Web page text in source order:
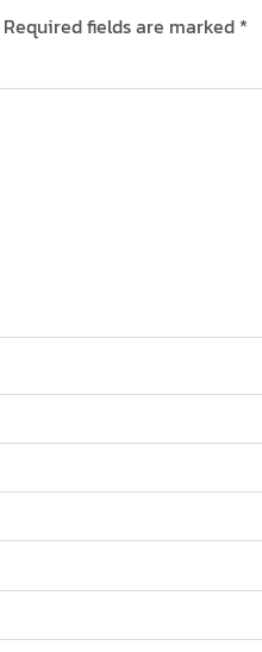
Required fields are marked *